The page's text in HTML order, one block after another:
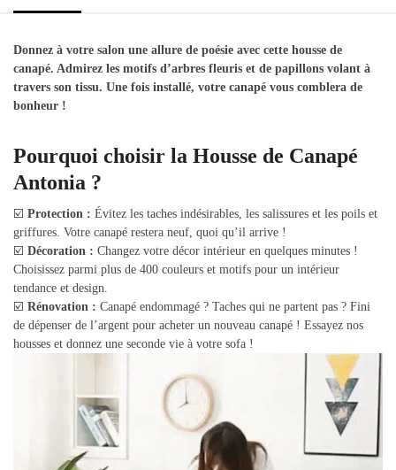
Donnez à votre salon une allure de poésie avec cette housse de
canapé. Admirez les motifs d’arbres fleuris et de papillons volant à
travers son tissu. Une fois installé, votre canapé vous comblera de
bonheur !
Pourquoi choisir la Housse de Canapé
Antonia ?
☑️ Protection : Évitez les taches indésirables, les salissures et les poils et
griffures. Votre canapé restera neuf, quoi qu’il arrive !
☑️ Décoration : Changez votre décor intérieur en quelques minutes !
Choisissez parmi plus de 400 couleurs et motifs pour un intérieur
tendance et design.
☑️ Rénovation : Canapé endommagé ? Taches qui ne partent pas ? Fini
de dépenser de l’argent pour acheter un nouveau canapé ! Essayez nos
housses et donnez une seconde vie à votre sofa !